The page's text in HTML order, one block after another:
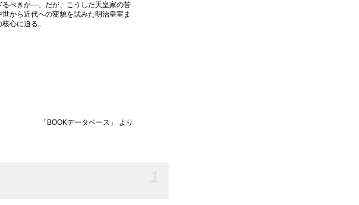
るべきか—。だが、こうした天皇家の苦
から近代への変貌を試みた明治皇室ま
心に迫る。
「BOOKデータベース」 より